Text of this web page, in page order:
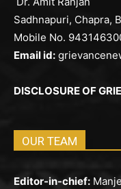
Sadhnapuri, Chapra,
Mobile No.
Email id:
DISCLOSURE OF
OUR TEAM
Editor-in-chief: